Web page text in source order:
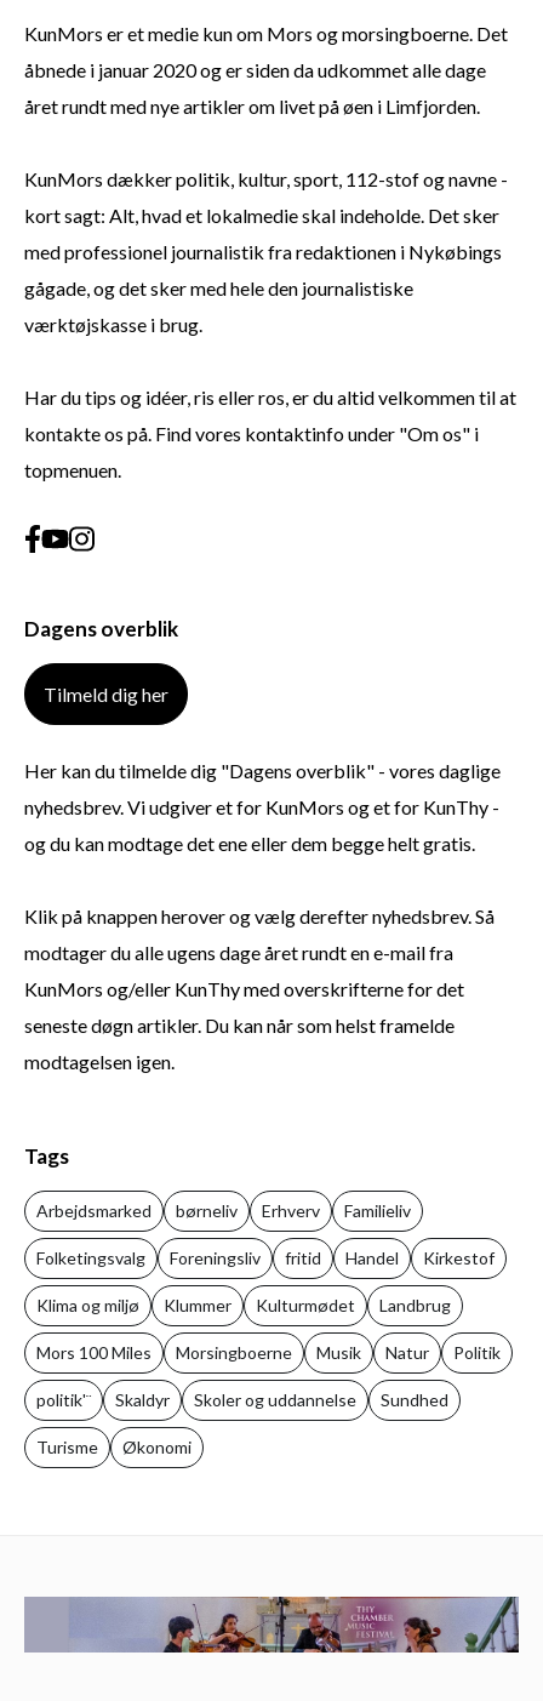
KunMors er et medie kun om Mors og morsingboerne. Det
åbnede i januar 2020 og er siden da udkommet alle dage
året rundt med nye artikler om livet på øen i Limfjorden.
KunMors dækker politik, kultur, sport, 112-stof og navne -
kort sagt: Alt, hvad et lokalmedie skal indeholde. Det sker
med professionel journalistik fra redaktionen i Nykøbings
gågade, og det sker med hele den journalistiske
værktøjskasse i brug.
Har du tips og idéer, ris eller ros, er du altid velkommen til at
kontakte os på. Find vores kontaktinfo under "Om os" i
topmenuen.
Dagens overblik
Tilmeld dig her
Her kan du tilmelde dig "Dagens overblik" - vores daglige
nyhedsbrev. Vi udgiver et for KunMors og et for KunThy -
og du kan modtage det ene eller dem begge helt gratis.
Klik på knappen herover og vælg derefter nyhedsbrev. Så
modtager du alle ugens dage året rundt en e-mail fra
KunMors og/eller KunThy med overskrifterne for det
seneste døgn artikler. Du kan når som helst framelde
modtagelsen igen.
Tags
Arbejdsmarked børneliv Erhverv Familieliv
Folketingsvalg Foreningsliv fritid Handel Kirkestof
Klima og miljø Klummer Kulturmødet Landbrug
Mors 100 Miles Morsingboerne Musik Natur Politik
politik'¨ Skaldyr Skoler og uddannelse Sundhed
Turisme Økonomi